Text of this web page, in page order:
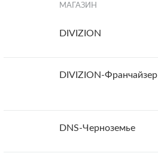
МАГАЗИН
DIVIZION
DIVIZION-Франчайзер
DNS-Черноземье